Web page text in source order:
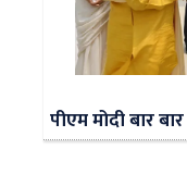
पीएम मोदी बार